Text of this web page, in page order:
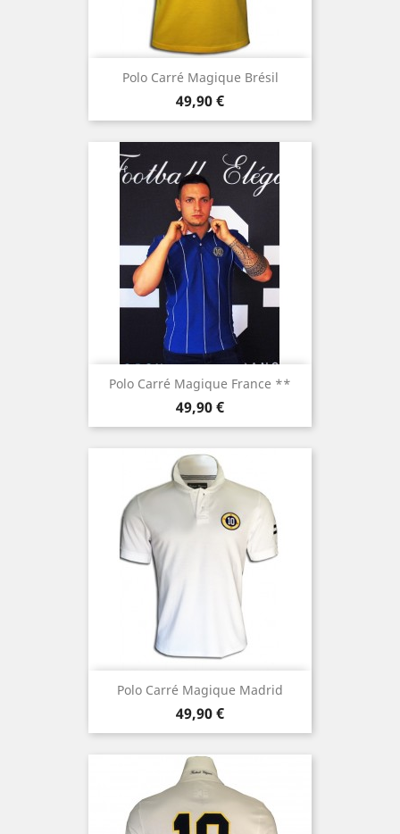
Polo Carré Magique Brésil
Prezzo
49,90 €
Polo Carré Magique France **
Prezzo
49,90 €
Polo Carré Magique Madrid
Prezzo
49,90 €